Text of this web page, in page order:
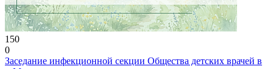
150
0
Заседание инфекционной секции Общества детских врачей в